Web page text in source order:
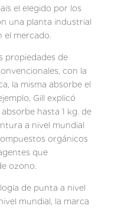
el elegido por los
una planta industrial
el mercado.
propiedades de
con la
la misma absorbe el
Gill explicó
hasta 1 kg. de
a nivel mundial
orgánicos
que
ozono.
de punta a nivel
mundial, la marca